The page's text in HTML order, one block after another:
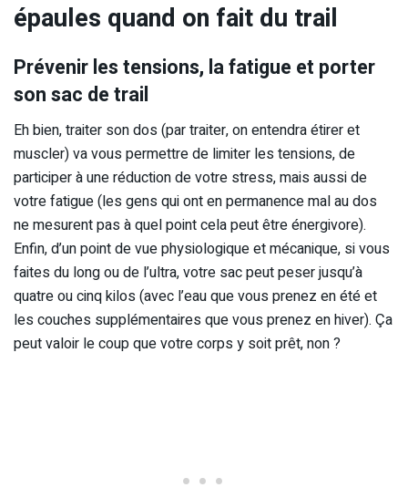
épaules quand on fait du trail
Prévenir les tensions, la fatigue et porter
son sac de trail
Eh bien, traiter son dos (par traiter, on entendra étirer et
muscler) va vous permettre de limiter les tensions, de
participer à une réduction de votre stress, mais aussi de
votre fatigue (les gens qui ont en permanence mal au dos
ne mesurent pas à quel point cela peut être énergivore).
Enfin, d’un point de vue physiologique et mécanique, si vous
faites du long ou de l’ultra, votre sac peut peser jusqu’à
quatre ou cinq kilos (avec l’eau que vous prenez en été et
les couches supplémentaires que vous prenez en hiver). Ça
peut valoir le coup que votre corps y soit prêt, non ?